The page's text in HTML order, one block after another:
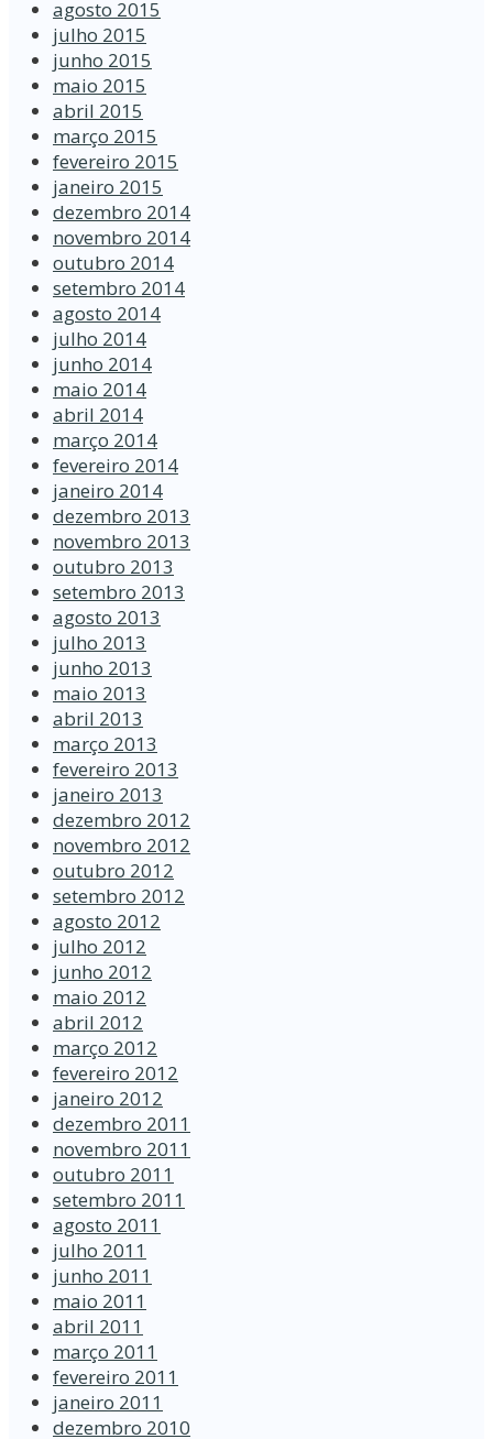
agosto 2015
julho 2015
junho 2015
maio 2015
abril 2015
março 2015
fevereiro 2015
janeiro 2015
dezembro 2014
novembro 2014
outubro 2014
setembro 2014
agosto 2014
julho 2014
junho 2014
maio 2014
abril 2014
março 2014
fevereiro 2014
janeiro 2014
dezembro 2013
novembro 2013
outubro 2013
setembro 2013
agosto 2013
julho 2013
junho 2013
maio 2013
abril 2013
março 2013
fevereiro 2013
janeiro 2013
dezembro 2012
novembro 2012
outubro 2012
setembro 2012
agosto 2012
julho 2012
junho 2012
maio 2012
abril 2012
março 2012
fevereiro 2012
janeiro 2012
dezembro 2011
novembro 2011
outubro 2011
setembro 2011
agosto 2011
julho 2011
junho 2011
maio 2011
abril 2011
março 2011
fevereiro 2011
janeiro 2011
dezembro 2010